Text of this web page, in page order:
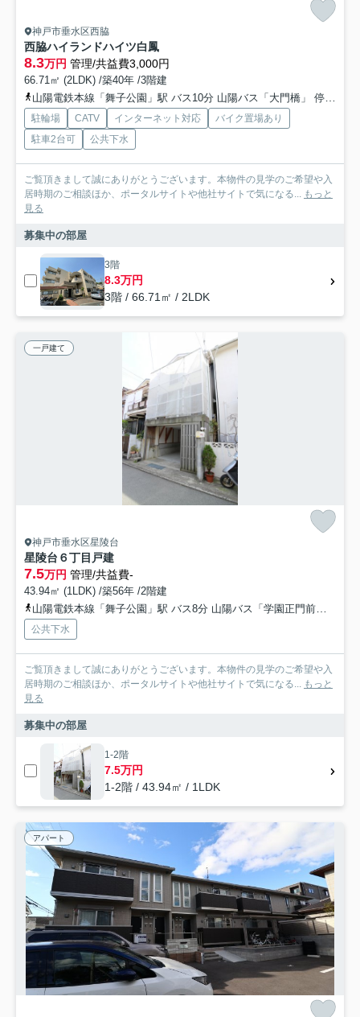
神戸市垂水区西脇
西脇ハイランドハイツ白鳳
8.3万円 管理/共益費3,000円
66.71㎡ (2LDK) /築40年 /3階建
山陽電鉄本線「舞子公園」駅 バス10分 山陽バス「大門橋」 停歩5分
駐輪場 CATV インターネット対応
バイク置場あり
駐車2台可
公共下水
ご覧頂きまして誠にありがとうございます。本物件の見学のご希望や入
居時期のご相談ほか、ポータルサイトや他社サイトで気になる...
もっと
見る
募集中の部屋
3階
8.3万円
3階 / 66.71㎡ / 2LDK
一戸建て
神戸市垂水区星陵台
星陵台６丁目戸建
7.5万円 管理/共益費-
43.94㎡ (1LDK) /築56年 /2階建
山陽電鉄本線「舞子公園」駅 バス8分 山陽バス「学園正門前」 停歩4分
公共下水
ご覧頂きまして誠にありがとうございます。本物件の見学のご希望や入
居時期のご相談ほか、ポータルサイトや他社サイトで気になる...
もっと
見る
募集中の部屋
1-2階
7.5万円
1-2階 / 43.94㎡ / 1LDK
アパート